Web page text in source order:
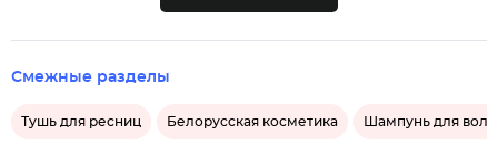
Смежные разделы
Тушь для ресниц Белорусская косметика Шампунь для